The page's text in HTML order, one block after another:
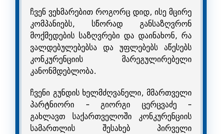
ჩვენ ვეხმარებით როგორც დიდ, ისე მცირე
კომპანიებს, სწორად განსაზღვრონ
მოქმედების საზღვრები და დაინახონ, რა
ვალდებულებებსა და უფლებებს აწესებს
კონკურენციის მარეგულირებელი
კანონმდებლობა.
ჩვენი გუნდის ხელმძღვანელი, მმართველი
პარტნიორი - გიორგი ცერცვაძე -
გახლავთ საქართველოში კონკურენციის
სამართლის შესახებ პირველი